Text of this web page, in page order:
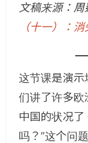
文稿来源：
（十一）：
这节课是演示
们讲了许多欧
中国的状况
吗？”这个问